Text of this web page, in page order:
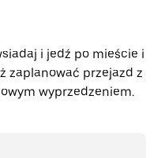
i jedź po mieście i
zaplanować przejazd z
wyprzedzeniem.